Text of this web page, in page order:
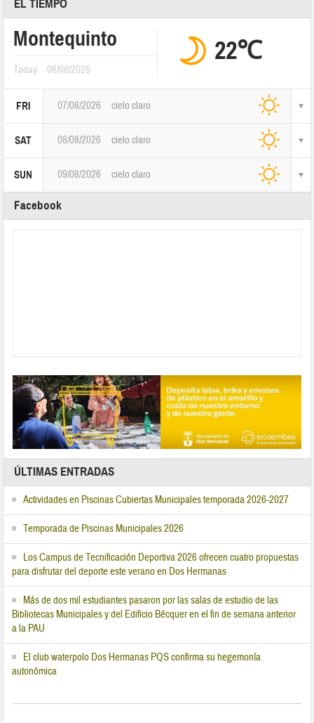
EL TIEMPO
Montequinto
Today 06/08/2026
22℃
FRI 07/08/2026 cielo claro
SAT 08/08/2026 cielo claro
SUN 09/08/2026 cielo claro
Facebook
ÚLTIMAS ENTRADAS
Actividades en Piscinas Cubiertas Municipales temporada 2026-2027
Temporada de Piscinas Municipales 2026
Los Campus de Tecnificación Deportiva 2026 ofrecen cuatro propuestas
para disfrutar del deporte este verano en Dos Hermanas
Más de dos mil estudiantes pasaron por las salas de estudio de las
Bibliotecas Municipales y del Edificio Bécquer en el fin de semana anterior
a la PAU
El club waterpolo Dos Hermanas PQS confirma su hegemonía
autonómica